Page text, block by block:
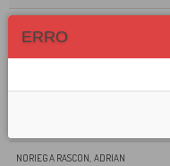
MAYORA TORRE, GERMÁN
QUIÑONES BERNARDO, JAVIER
NORIEGA RASCON, ADRIAN
ERRO